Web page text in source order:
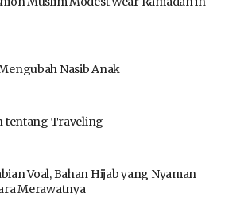
Nasib Anak
tentang Traveling
Voal, Bahan Hijab yang Nyaman
Merawatnya